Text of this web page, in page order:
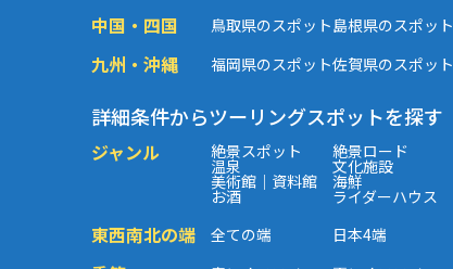
中国・四国 鳥取県のスポット島根県のスポット
九州・沖縄 福岡県のスポット佐賀県のスポット
詳細条件からツーリングスポットを探す
ジャンル 絶景スポット 絶景ロード
温泉 文化施設
美術館｜資料館 海鮮
お酒 ライダーハウス
東西南北の端 全ての端 日本4端